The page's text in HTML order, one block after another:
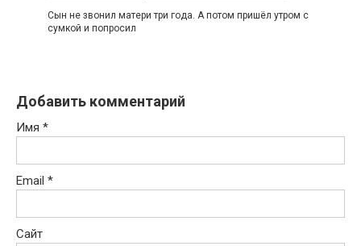
Сын не звонил матери три года. А потом пришёл утром с
сумкой и попросил
Добавить комментарий
Имя *
Email *
Сайт